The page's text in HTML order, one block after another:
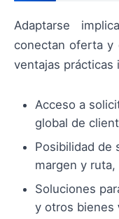
Adaptarse
conectan oferta y
ventajas prácticas
Acceso a
global de
Posibilidad de
margen y
Soluciones
y otros bienes